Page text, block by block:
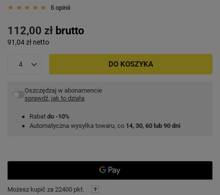
5 opinii
112,00 zł brutto
91,04 zł netto
DO KOSZYKA
Oszczędzaj w abonamencie
sprawdź, jak to działa
Rabat do -10%
Automatyczna wysyłka towaru, co 14, 30, 60 lub 90 dni
Możesz kupić za 22400 pkt.